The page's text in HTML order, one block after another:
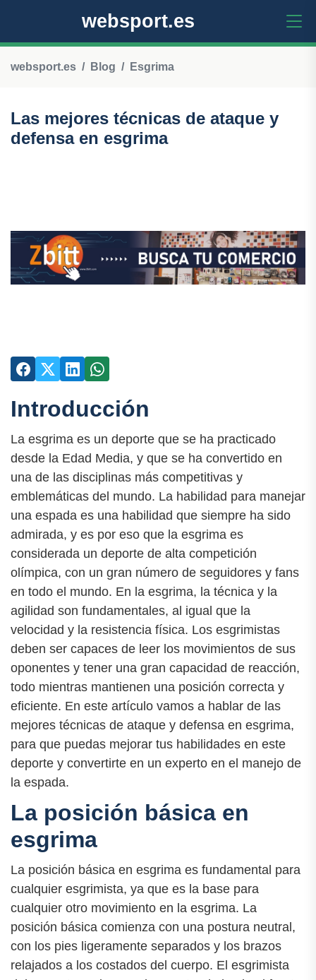
websport.es
websport.es Blog Esgrima
Las mejores técnicas de ataque y
defensa en esgrima
Introducción
La esgrima es un deporte que se ha practicado
desde la Edad Media, y que se ha convertido en
una de las disciplinas más competitivas y
emblemáticas del mundo. La habilidad para manejar
una espada es una habilidad que siempre ha sido
admirada, y es por eso que la esgrima es
considerada un deporte de alta competición
olímpica, con un gran número de seguidores y fans
en todo el mundo. En la esgrima, la técnica y la
agilidad son fundamentales, al igual que la
velocidad y la resistencia física. Los esgrimistas
deben ser capaces de leer los movimientos de sus
oponentes y tener una gran capacidad de reacción,
todo mientras mantienen una posición correcta y
eficiente. En este artículo vamos a hablar de las
mejores técnicas de ataque y defensa en esgrima,
para que puedas mejorar tus habilidades en este
deporte y convertirte en un experto en el manejo de
la espada.
La posición básica en
esgrima
La posición básica en esgrima es fundamental para
cualquier esgrimista, ya que es la base para
cualquier otro movimiento en la esgrima. La
posición básica comienza con una postura neutral,
con los pies ligeramente separados y los brazos
relajados a los costados del cuerpo. El esgrimista